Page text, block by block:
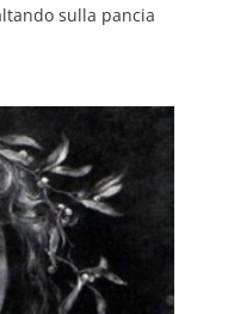
sulla pancia